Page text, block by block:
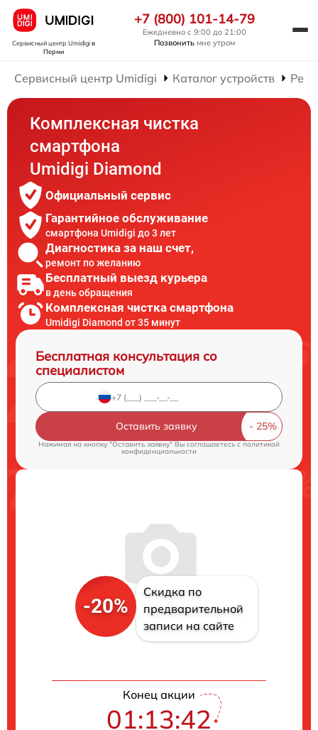
Сервисный центр Umidigiв
Перми
+7 (800) 101-14-79
Ежедневно с 9:00 до 21:00
Позвонить мне утром
Сервисный центр Umidigi Каталог устройств
Комплексная чистка
смартфона
Umidigi Diamond
Официальный сервис
Гарантийное обслуживание
смартфона Umidigi до 3 лет
Диагностика за наш счет,
ремонт по желанию
Бесплатный выезд курьера
в день обращения
Комплексная чистка смартфона
Umidigi Diamond от 35 минут
Бесплатная консультация со
специалистом
Оставить заявку
Нажимая на кнопку "Оставить заявку" Вы соглашаетесь c политикой
конфиденциальности
-20%
Скидка по
предварительной
записи на сайте
Конец акции
01:13:42